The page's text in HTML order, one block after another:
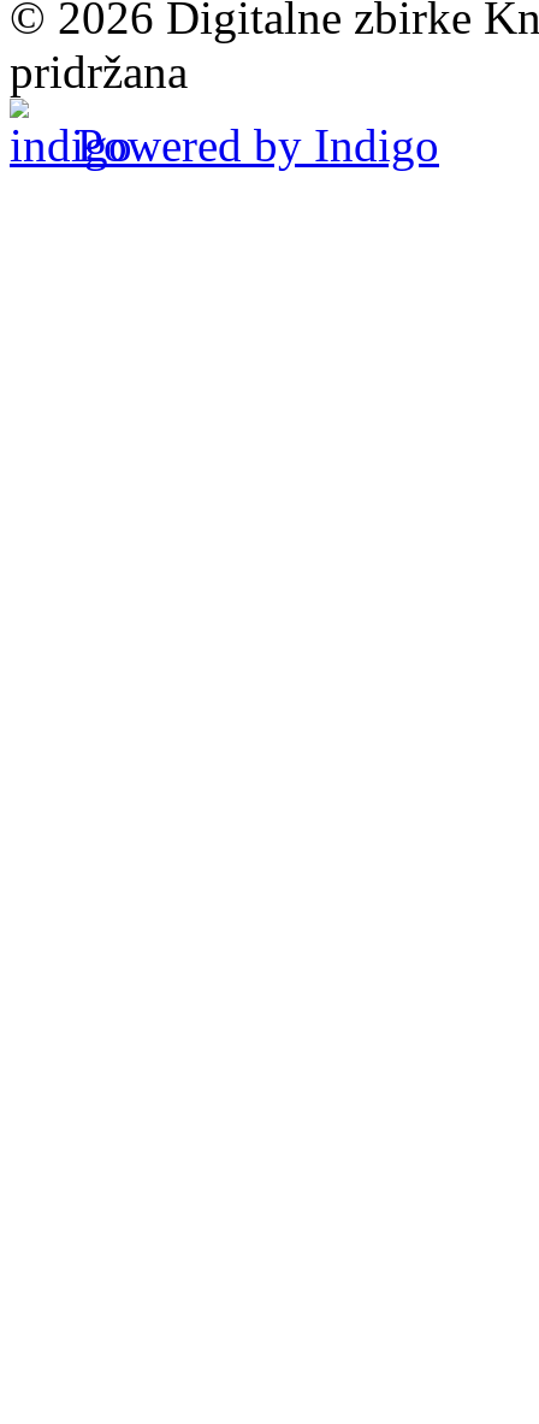
© 2026 Digitalne zbirke
pridržana
Powered by Indigo